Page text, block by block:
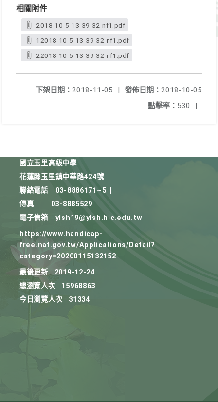
相關附件
2018-10-5-13-39-32-nf1.pdf
12018-10-5-13-39-32-nf1.pdf
22018-10-5-13-39-32-nf1.pdf
發佈日期： 2018-10-05
下架日期： 2018-11-05
|
點擊率： 530 |
國立玉里高級中學
花蓮縣玉里鎮中華路424號
聯絡電話
03-8886171~5
傳真
03-8885529
電子信箱
ylsh19@ylsh.hlc.edu.tw
https://www.handicap-
free.nat.gov.tw/Applications/Detail?
category=20200115132152
最後更新
2019-12-24
總瀏覽人次
15968863
今日瀏覽人次
31334